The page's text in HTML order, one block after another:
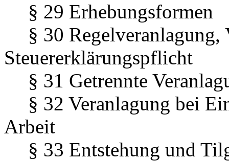
§ 29 Erhebungsformen
§ 30 Regelveranlagung,
Steuererklärungspflicht
§ 31 Getrennte
§ 32 Veranlagung bei
Arbeit
§ 33 Entstehung und